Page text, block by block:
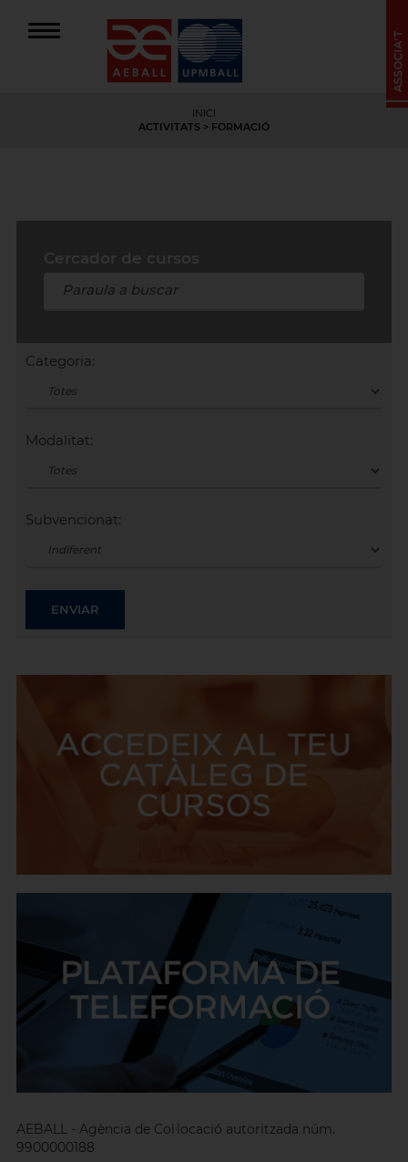
INICI
ACTIVITATS > FORMACIÓ
Categoria:
Modalitat:
Subvencionat:
AEBALL - Agència de Col·locació autoritzada núm.
9900000188